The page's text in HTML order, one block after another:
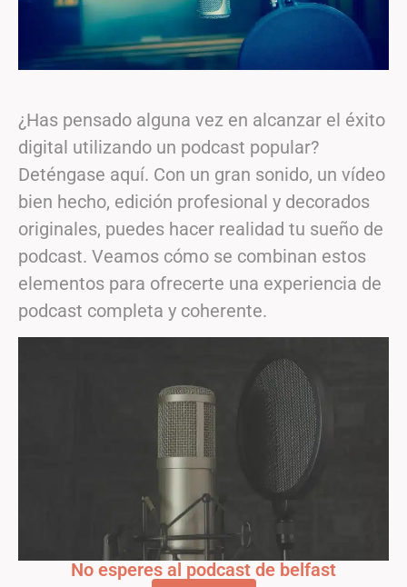
¿Has pensado alguna vez en alcanzar el éxito
digital utilizando un podcast popular?
Deténgase aquí. Con un gran sonido, un vídeo
bien hecho, edición profesional y decorados
originales, puedes hacer realidad tu sueño de
podcast. Veamos cómo se combinan estos
elementos para ofrecerte una experiencia de
podcast completa y coherente.
No esperes al podcast de belfast